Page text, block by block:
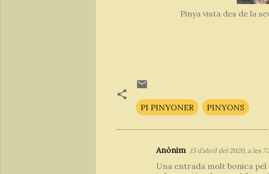
Pinya vista des de la
PI PINYONER PINYONS
Anònim 15 d’abril del 2020, a les
Una entrada molt bonica